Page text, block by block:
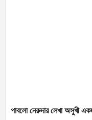
পাবলো নেরুদার লেখা অসুখী